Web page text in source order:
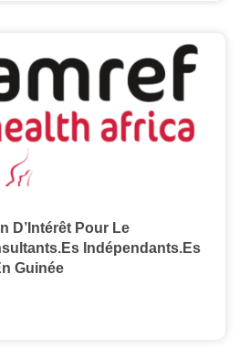
D’Intérêt Pour Le
Indépendants.es
Guinée